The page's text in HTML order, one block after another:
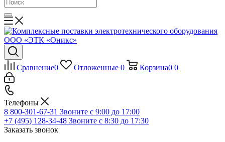
Сравнение0 Отложенные 0 Корзина0 0
Телефоны
8 800-301-67-31 Звоните с 9:00 до 17:00
+7 (495) 128-34-48 Звоните с 8:30 до 17:30
Заказать звонок